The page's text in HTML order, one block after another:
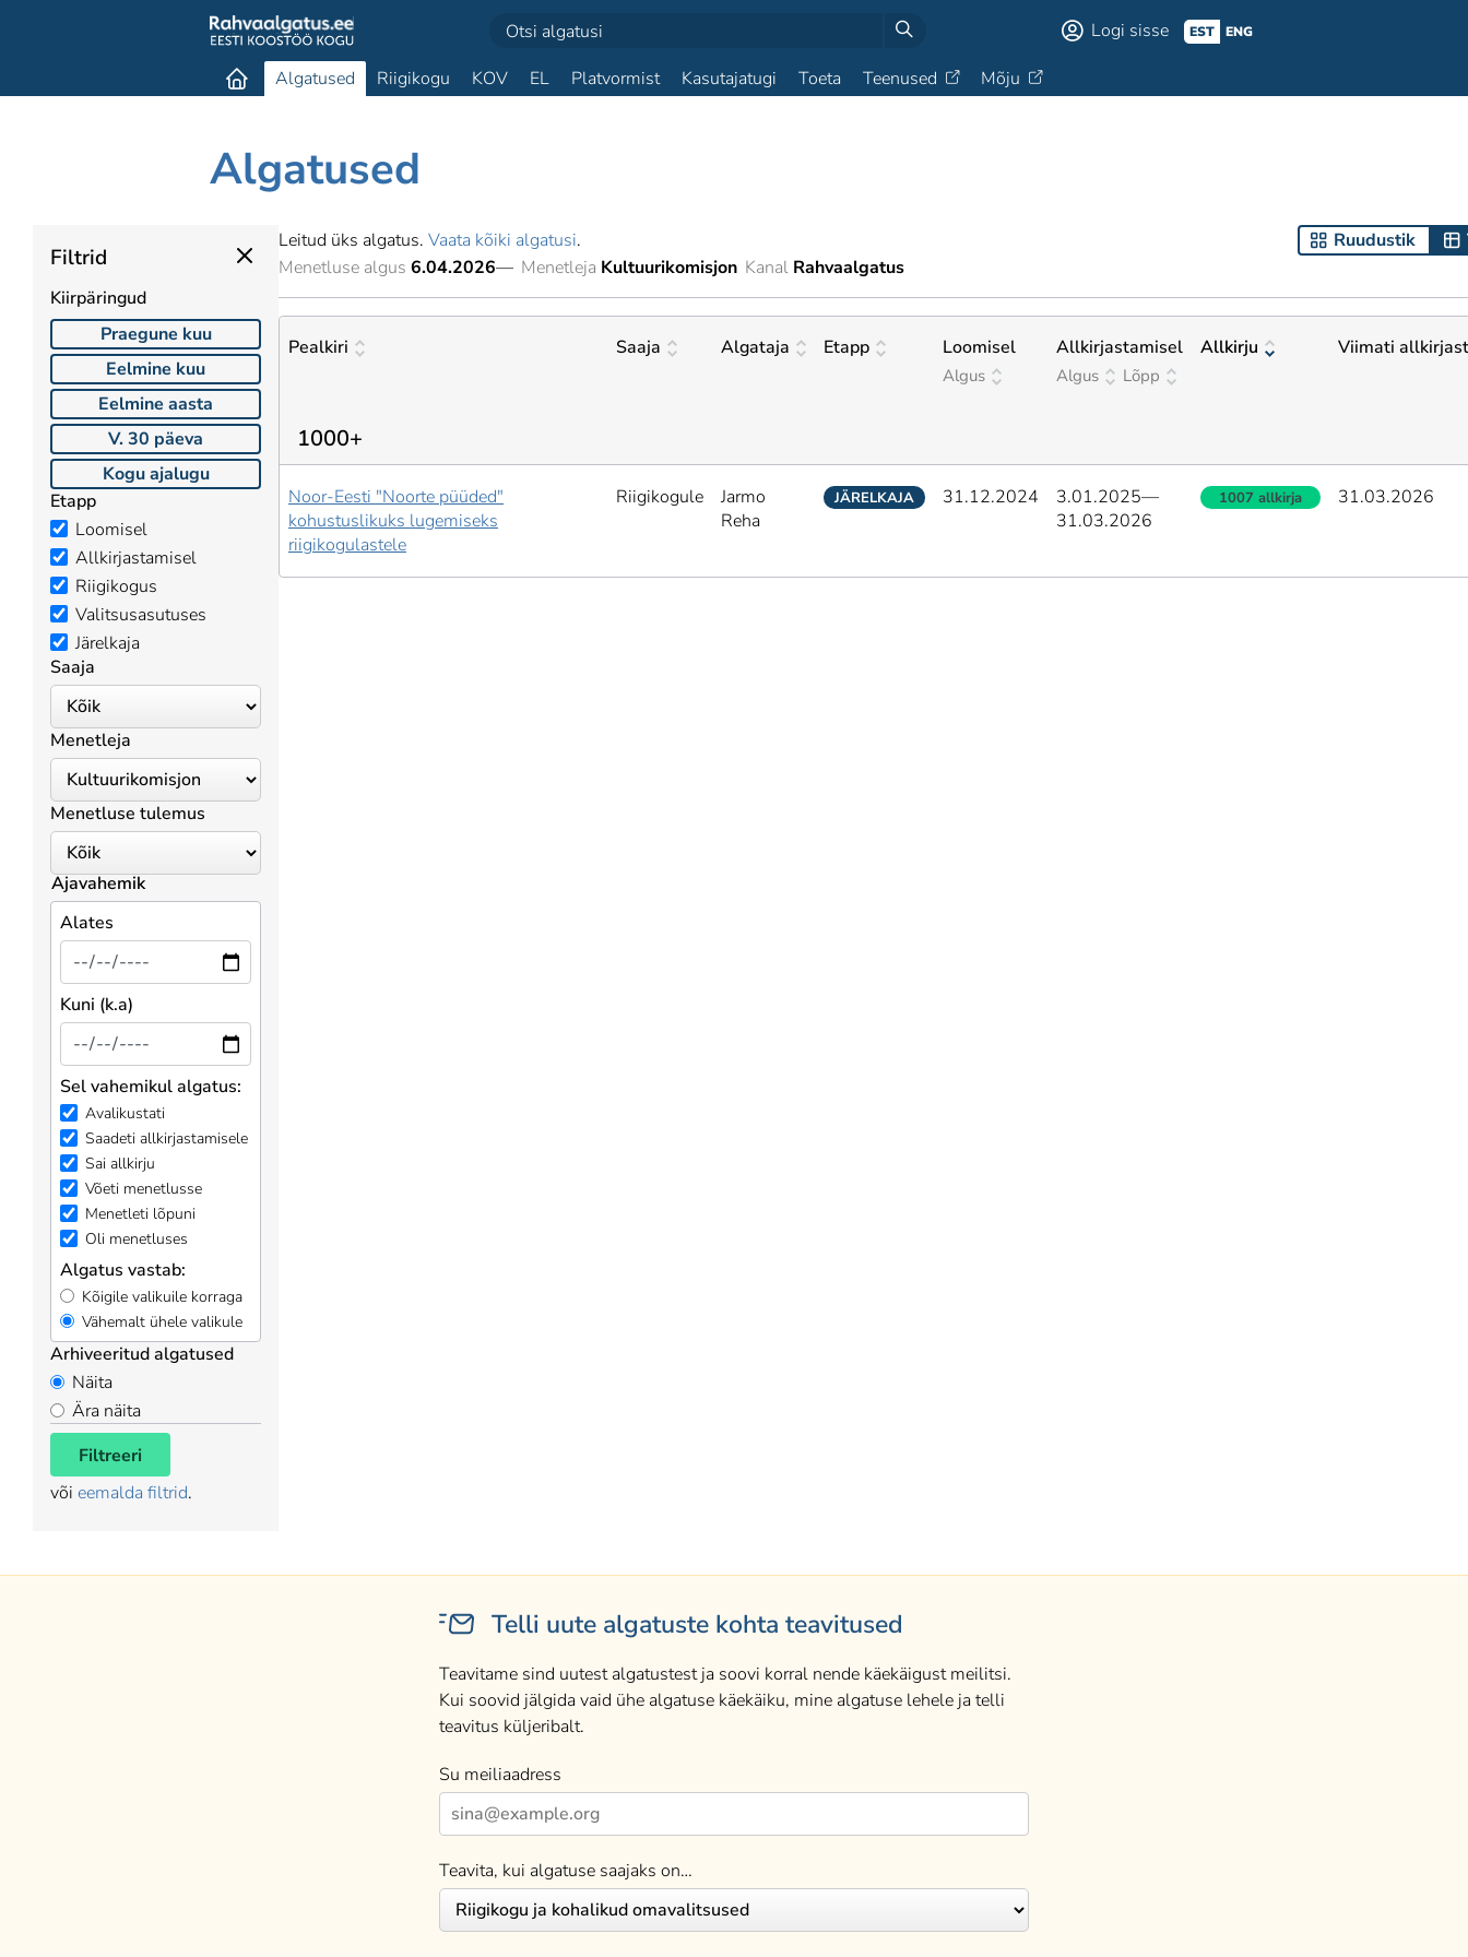
Logi sisse EST ENG
Algatused Riigikogu KOV EL Platvormist Kasutajatugi Toeta Teenused Mõju
Algatused
Filtrid
Kiirpäringud
Praegune kuu
Eelmine kuu
Eelmine aasta
V. 30 päeva
Kogu ajalugu
Etapp
Loomisel
Allkirjastamisel
Riigikogus
Valitsusasutuses
Järelkaja
Saaja
Menetleja
Menetluse tulemus
Ajavahemik
Alates
Kuni (k.a)
Sel vahemikul algatus:
Avalikustati
Saadeti allkirjastamisele
Sai allkirju
Võeti menetlusse
Menetleti lõpuni
Oli menetluses
Algatus vastab:
Kõigile valikuile korraga
Vähemalt ühele valikule
Arhiveeritud algatused
Näita
Ära näita
Filtreeri
või eemalda filtrid.
Leitud üks algatus. Vaata kõiki algatusi. Ruudustik
Menetluse algus 6.04.2026— Menetleja Kultuurikomisjon Kanal Rahvaalgatus
Pealkiri Saaja Algataja Etapp Loomisel
Algus
Allkirjastamisel
Algus Lõpp
Allkirju Viimati
1000+
Noor-Eesti "Noorte püüded"
kohustuslikuks lugemiseks
riigikogulastele
Riigikogule
Jarmo
Reha
JÄRELKAJA 31.12.2024 3.01.2025—
31.03.2026
1007 allkirja 31.03.2026
Telli uute algatuste kohta teavitused
Teavitame sind uutest algatustest ja soovi korral nende käekäigust meilitsi.
Kui soovid jälgida vaid ühe algatuse käekäiku, mine algatuse lehele ja telli
teavitus küljeribalt.
Su meiliaadress
Teavita, kui algatuse saajaks on…